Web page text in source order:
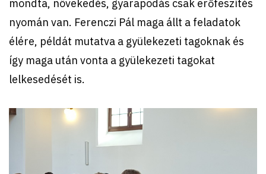
mondta, növekedés, gyarapodás csak erőfeszítés
nyomán van. Ferenczi Pál maga állt a feladatok
élére, példát mutatva a gyülekezeti tagoknak és
így maga után vonta a gyülekezeti tagokat
lelkesedését is.